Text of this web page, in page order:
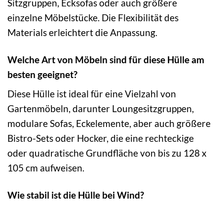
Sitzgruppen, Ecksofas oder auch größere
einzelne Möbelstücke. Die Flexibilität des
Materials erleichtert die Anpassung.
Welche Art von Möbeln sind für diese Hülle am
besten geeignet?
Diese Hülle ist ideal für eine Vielzahl von
Gartenmöbeln, darunter Loungesitzgruppen,
modulare Sofas, Eckelemente, aber auch größere
Bistro-Sets oder Hocker, die eine rechteckige
oder quadratische Grundfläche von bis zu 128 x
105 cm aufweisen.
Wie stabil ist die Hülle bei Wind?